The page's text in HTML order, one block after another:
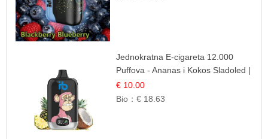
Jednokratna E-cigareta 12.000
Puffova - Ananas i Kokos Sladoled |
Tropski Desert
€ 10.00
Bio：€ 18.63